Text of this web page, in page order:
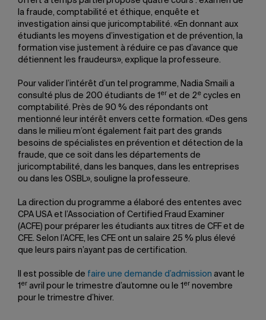
la fraude, comptabilité et éthique, enquête et
investigation ainsi que juricomptabilité. «En donnant aux
étudiants les moyens d’investigation et de prévention, la
formation vise justement à réduire ce pas d’avance que
détiennent les fraudeurs», explique la professeure.
Pour valider l’intérêt d’un tel programme, Nadia Smaili a
consulté plus de 200 étudiants de 1 er et de 2 e cycles en
comptabilité. Près de 90 % des répondants ont
mentionné leur intérêt envers cette formation. «Des gens
dans le milieu m’ont également fait part des grands
besoins de spécialistes en prévention et détection de la
fraude, que ce soit dans les départements de
juricomptabilité, dans les banques, dans les entreprises
ou dans les OSBL», souligne la professeure.
La direction du programme a élaboré des ententes avec
CPA USA et l’Association of Certified Fraud Examiner
(ACFE) pour préparer les étudiants aux titres de CFF et de
CFE. Selon l’ACFE, les CFE ont un salaire 25 % plus élevé
que leurs pairs n’ayant pas de certification.
Il est possible de faire une demande d’admission avant le
1 er avril pour le trimestre d’automne ou le 1 er novembre
pour le trimestre d’hiver.